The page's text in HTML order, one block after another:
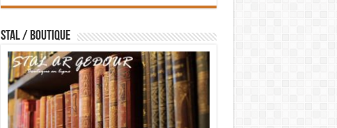
STAL / BOUTIQUE